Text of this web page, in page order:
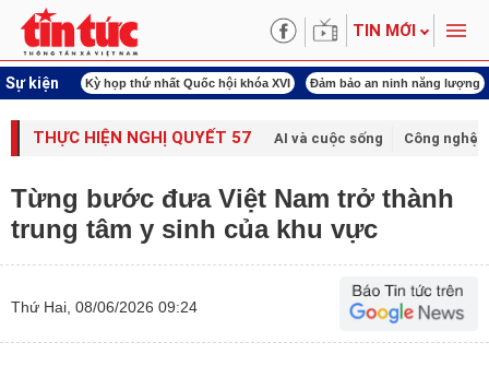
TIN MỚI
Sự kiện
Cup 2026 Kỳ họp thứ nhất Quốc hội khóa XVI Đảm bảo an ninh năng lượng
THỰC HIỆN NGHỊ QUYẾT 57 AI và cuộc sống Công nghệ
Từng bước đưa Việt Nam trở thành
trung tâm y sinh của khu vực
Thứ Hai, 08/06/2026 09:24